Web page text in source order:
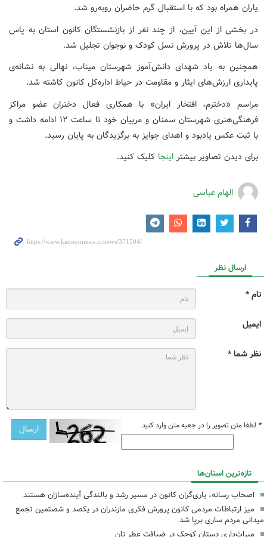
یاران همراه بود که با استقبال گرم حاضران روبه‌رو شد.
در بخشی از این آیین، از چند نفر از بازنشستگان کانون استان به پاس
سال‌ها تلاش در پرورش نسل کودک و نوجوان تجلیل شد.
همچنین به یاد شهدای دانش‌آموز شهرستان میناب، نهالی به نشانه‌ی
پایداری ارزش‌های ایثار و مقاومت در حیاط اداره‌کل کانون کاشته شد.
مراسم «دخترم، افتخار ایران» با همکاری فعال دختران عضو مراکز
فرهنگی‌هنری شهرستان سمنان و مربیان خود تا ساعت ۱۲ ادامه داشت و
با ثبت عکس یادبود و اهدای جوایز به برگزیدگان به پایان رسید.
برای دیدن تصاویر بیشتر اینجا کلیک کنید.
الهام عباسی
ارسال نظر
نام *
ایمیل
نظر شما *
* لطفا متن تصویر را در جعبه متن وارد کنید
تازه‌ترین استان‌ها
اصحاب رسانه، یاری‌گران کانون در مسیر رشد و بالندگی آینده‌سازان هستند
میز ارتباطات مردمی کانون پرورش فکری مازندران در یکصد و شصتمین تجمع
میدانی مردم ساری برپا شد
میراث‌داری دستان کوچک در ضیافت عطر نان